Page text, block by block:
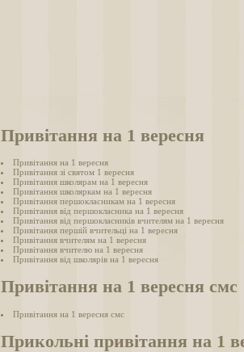
Привітання на 1 вересня
Привітання на 1 вересня
Привітання зі святом 1 вересня
Привітання школярам на 1 вересня
Привітання школяркам на 1 вересня
Привітання першокласникам на 1 вересня
Привітання від першокласника на 1 вересня
Привітання від першокласників вчителям на 1 вересня
Привітання першій вчительці на 1 вересня
Привітання вчителям на 1 вересня
Привітання вчителю на 1 вересня
Привітання від школярів на 1 вересня
Привітання на 1 вересня смс
Привітання на 1 вересня смс
Прикольні привітання на 1